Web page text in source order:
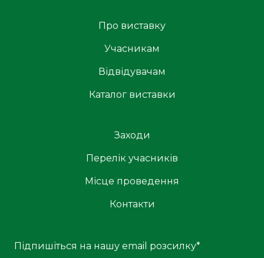
Про виставку
Учасникам
Відвідувачам
Каталог виставки
Заходи
Перелік учасників
Місце проведення
Контакти
Підпишіться на нашу email розсилку*